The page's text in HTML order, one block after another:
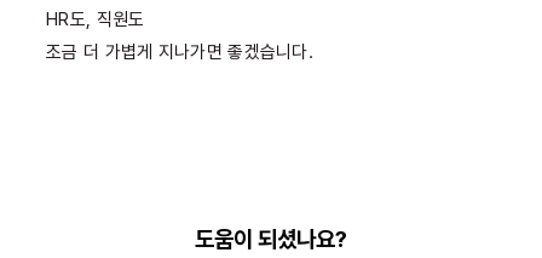
HR도, 직원도
조금 더 가볍게 지나가면 좋겠습니다.
도움이 되셨나요?